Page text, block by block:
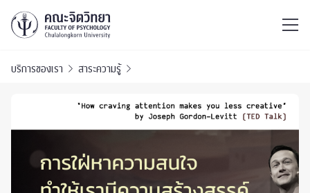
บริการของเรา สาระความรู้